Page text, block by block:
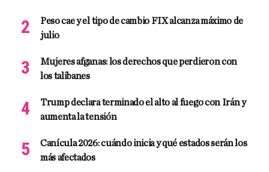
Peso cae y el tipo de cambio FIX alcanza máximo de
julio
Mujeres afganas: los derechos que perdieron con
los talibanes
Trump declara terminado el alto al fuego con Irán y
aumenta la tensión
Canícula 2026: cuándo inicia y qué estados serán los
más afectados